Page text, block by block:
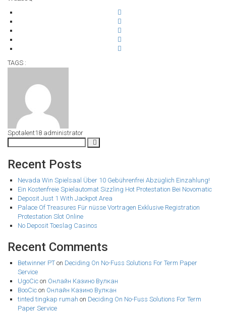
TAGS :
Spotalent18 administrator
Recent Posts
Nevada Win Spielsaal Über 10 Gebührenfrei Abzüglich Einzahlung!
Ein Kostenfreie Spielautomat Sizzling Hot Protestation Bei Novomatic
Deposit Just 1 With Jackpot Area
Palace Of Treasures Für nüsse Vortragen Exklusive Registration
Protestation Slot Online
No Deposit Toeslag Casinos
Recent Comments
Betwinner PT on Deciding On No-Fuss Solutions For Term Paper
Service
UgoCic on Онлайн Казино Вулкан
BooCic on Онлайн Казино Вулкан
tinted tingkap rumah on Deciding On No-Fuss Solutions For Term
Paper Service